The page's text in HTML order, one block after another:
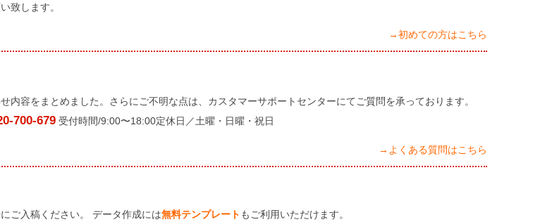
致します。
→初めての方はこちら
内容をまとめました。さらにご不明な点は、カスタマーサポートセンターにてご質問を承っております。
700-679 受付時間/9:00〜18:00定休日／土曜・日曜・祝日
→よくある質問はこちら
ご入稿ください。 データ作成には無料テンプレート もご利用いただけます。